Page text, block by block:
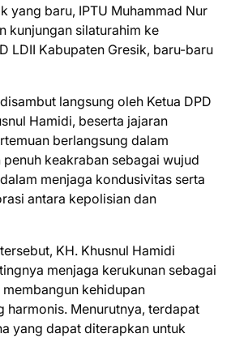
yang baru, IPTU Muhammad Nur
kunjungan silaturahim ke
LDII Kabupaten Gresik, baru-baru
langsung oleh Ketua DPD
Hamidi, beserta jajaran
berlangsung dalam
penuh keakraban sebagai wujud
menjaga kondusivitas serta
antara kepolisian dan
KH. Khusnul Hamidi
menjaga kerukunan sebagai
kehidupan
harmonis. Menurutnya, terdapat
yang dapat diterapkan untuk